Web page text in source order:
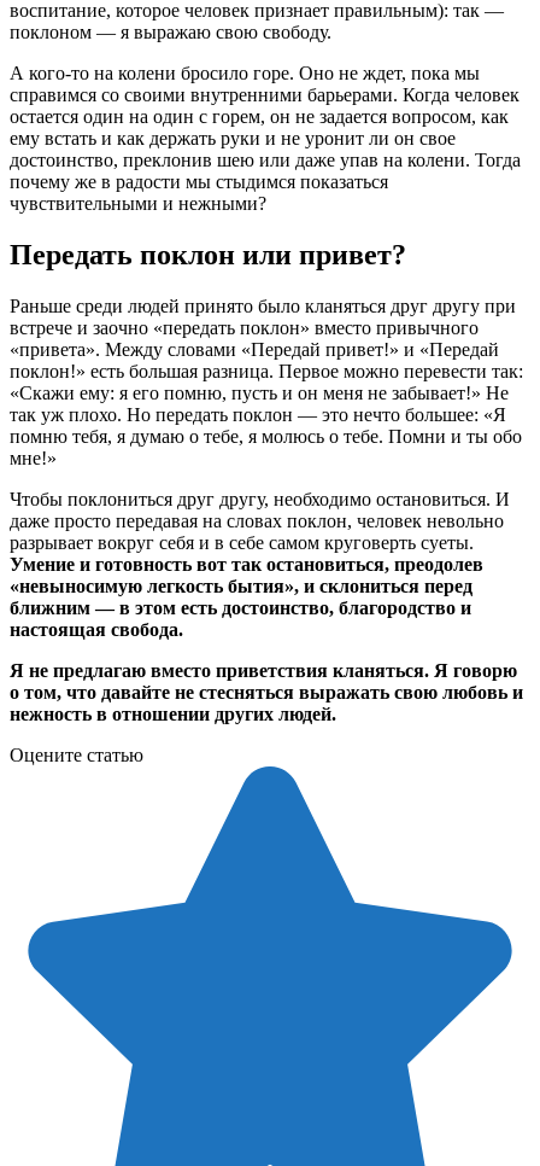
воспитание, которое человек признает правильным): так —
поклоном — я выражаю свою свободу.
А кого-то на колени бросило горе. Оно не ждет, пока мы
справимся со своими внутренними барьерами. Когда человек
остается один на один с горем, он не задается вопросом, как
ему встать и как держать руки и не уронит ли он свое
достоинство, преклонив шею или даже упав на колени. Тогда
почему же в радости мы стыдимся показаться
чувствительными и нежными?
Передать поклон или привет?
Раньше среди людей принято было кланяться друг другу при
встрече и заочно «передать поклон» вместо привычного
«привета». Между словами «Передай привет!» и «Передай
поклон!» есть большая разница. Первое можно перевести так:
«Скажи ему: я его помню, пусть и он меня не забывает!» Не
так уж плохо. Но передать поклон — это нечто большее: «Я
помню тебя, я думаю о тебе, я молюсь о тебе. Помни и ты обо
мне!»
Чтобы поклониться друг другу, необходимо остановиться. И
даже просто передавая на словах поклон, человек невольно
разрывает вокруг себя и в себе самом круговерть суеты.
Умение и готовность вот так остановиться, преодолев
«невыносимую легкость бытия», и склониться перед
ближним — в этом есть достоинство, благородство и
настоящая свобода.
Я не предлагаю вместо приветствия кланяться. Я говорю
о том, что давайте не стесняться выражать свою любовь и
нежность в отношении других людей.
Оцените статью